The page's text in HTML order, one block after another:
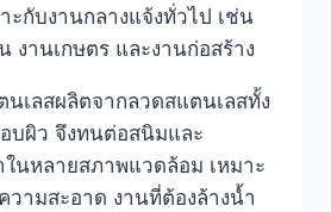
ะกับงานกลางแจ้งทั่วไป เช่น
งานเกษตร และงานก่อสร้าง
นเลสผลิตจากลวดสแตนเลสทั้ง
บผิว จึงทนต่อสนิมและ
นหลายสภาพแวดล้อม เหมาะ
วามสะอาด งานที่ต้องล้างน้ำ